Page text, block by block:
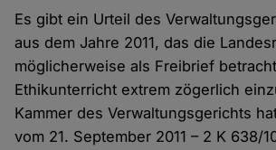
Es gibt ein Urteil des
aus dem Jahre 2011, das die
möglicherweise als Freibrief
Ethikunterricht extrem zögerlich
Kammer des Verwaltungsgerichts
vom 21. September 2011 – 2 K 638/